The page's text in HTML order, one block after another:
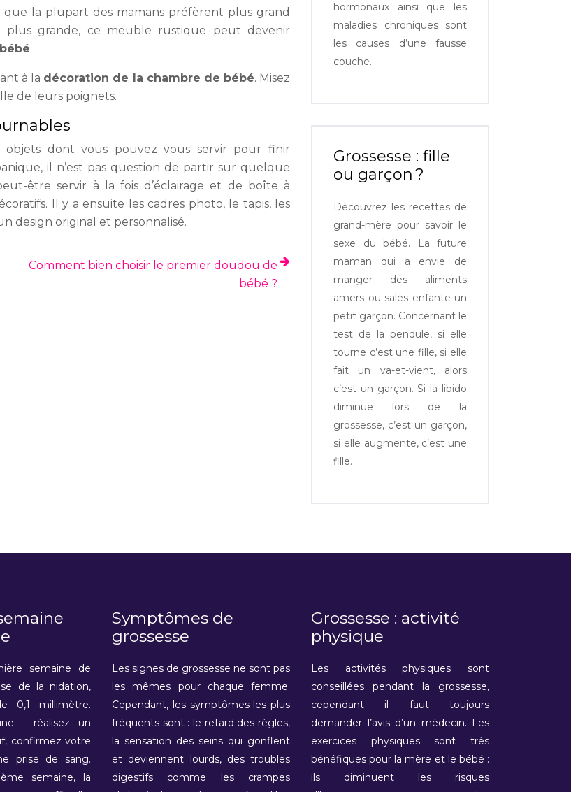
la plupart des mamans préfèrent plus grand
grande, ce meuble rustique peut devenir
.
à la décoration de la chambre de bébé. Misez
de leurs poignets.
objets dont vous pouvez vous servir pour finir
il n’est pas question de partir sur quelque
être servir à la fois d’éclairage et de boîte à
Il y a ensuite les cadres photo, le tapis, les
design original et personnalisé.
Comment bien choisir le premier doudou de
bébé ?
hormonaux ainsi que les
maladies chroniques sont
les causes d’une fausse
couche.
Grossesse : fille
ou garçon ?
Découvrez les recettes de
grand-mère pour savoir le
sexe du bébé. La future
maman qui a envie de
manger des aliments
amers ou salés enfante un
petit garçon. Concernant le
test de la pendule, si elle
tourne c’est une fille, si elle
fait un va-et-vient, alors
c’est un garçon. Si la libido
diminue lors de la
grossesse, c’est un garçon,
si elle augmente, c’est une
fille.
semaine de
de la nidation,
0,1 millimètre.
: réalisez un
confirmez votre
prise de sang.
semaine, la
Symptômes de
grossesse
Les signes de grossesse ne sont pas
les mêmes pour chaque femme.
Cependant, les symptômes les plus
fréquents sont : le retard des règles,
la sensation des seins qui gonflent
et deviennent lourds, des troubles
digestifs comme les crampes
Grossesse : activité
physique
Les activités physiques sont
conseillées pendant la grossesse,
cependant il faut toujours
demander l’avis d’un médecin. Les
exercices physiques sont très
bénéfiques pour la mère et le bébé :
ils diminuent les risques